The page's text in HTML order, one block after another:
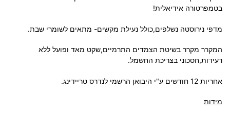
בטמפרטורה אידיאלית!
מדפי נירוסטה נשלפים,כולל נעילת מקשים- מתאים לשומרי שבת.
המקרר מקרר בשיטת הצמדים התרמיים,שקט מאד ופועל ללא
רעידות,חסכוני בצריכת החשמל.
אחריות 12 חודשים ע"י היבואן הרשמי לנדרס טריידינג.
מידות